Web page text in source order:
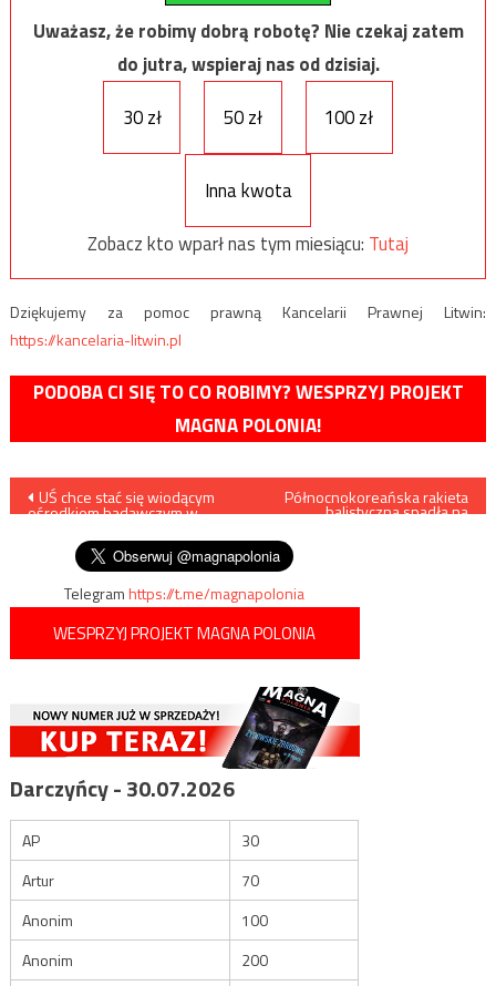
Uważasz, że robimy dobrą robotę? Nie czekaj zatem
do jutra, wspieraj nas od dzisiaj.
30 zł
50 zł 100 zł
Inna kwota
Zobacz kto wparł nas tym miesiącu: Tutaj
Dziękujemy za pomoc prawną Kancelarii Prawnej Litwin:
https://kancelaria-litwin.pl
PODOBA CI SIĘ TO CO ROBIMY? WESPRZYJ PROJEKT
MAGNA POLONIA!
Nawigacja
wpisu
UŚ chce stać się wiodącym
ośrodkiem badawczym w
Północnokoreańska rakieta
balistyczna spadła na
Telegramhttps://t.me/magnapolonia
WESPRZYJ PROJEKT MAGNA POLONIA
Darczyńcy - 30.07.2026
AP
30
Artur
70
Anonim
100
Anonim
200